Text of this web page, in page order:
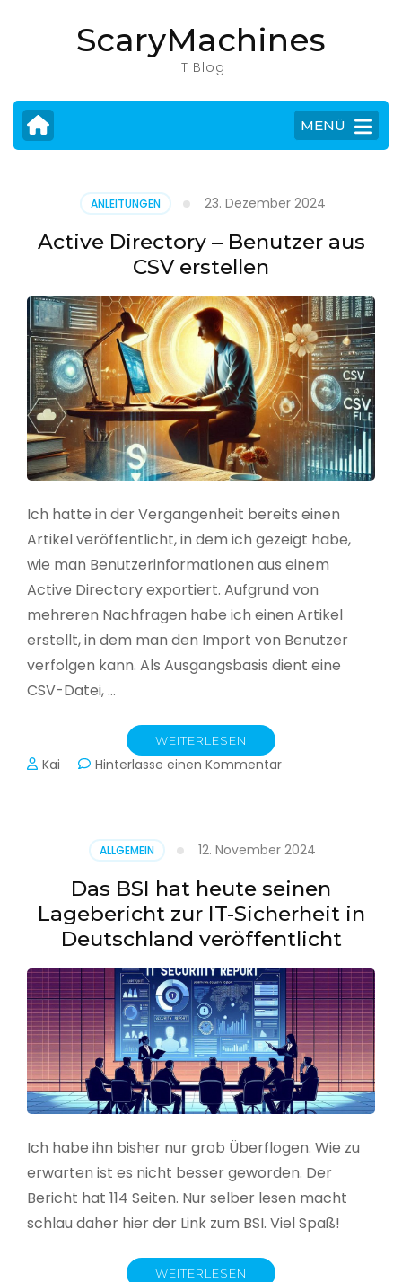
drücken)
ScaryMachines
IT Blog
MENÜ
ANLEITUNGEN 23. Dezember 2024
Active Directory – Benutzer aus
CSV erstellen
Ich hatte in der Vergangenheit bereits einen
Artikel veröffentlicht, in dem ich gezeigt habe,
wie man Benutzerinformationen aus einem
Active Directory exportiert. Aufgrund von
mehreren Nachfragen habe ich einen Artikel
erstellt, in dem man den Import von Benutzer
verfolgen kann. Als Ausgangsbasis dient eine
CSV-Datei, …
WEITERLESEN
Kai Hinterlasse einen Kommentarzu
aus
CSV
erstellen
ALLGEMEIN 12. November 2024
Das BSI hat heute seinen
Lagebericht zur IT-Sicherheit in
Deutschland veröffentlicht
Ich habe ihn bisher nur grob Überflogen. Wie zu
erwarten ist es nicht besser geworden. Der
Bericht hat 114 Seiten. Nur selber lesen macht
schlau daher hier der Link zum BSI. Viel Spaß!
WEITERLESEN